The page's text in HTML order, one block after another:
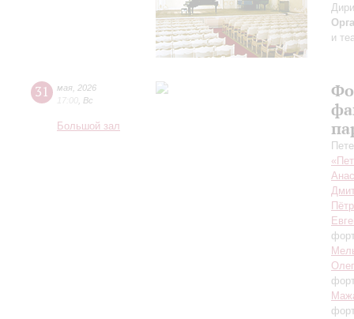
и
31 мая 2026
17:00 Вс
Большой зал